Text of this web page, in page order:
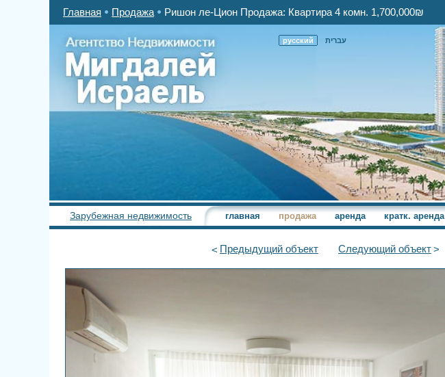
Главная Продажа Ришон ле-Цион Продажа: Квартира 4 комн. 1,700,000₪
עברית русский
Зарубежная недвижимость главная продажа аренда кратк. аренда
Предыдущийобъект Следующийобъект